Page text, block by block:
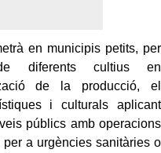
en municipis petits, per
diferents cultius en
de la producció, el
i culturals aplicant
públics amb operacions
a urgències sanitàries o